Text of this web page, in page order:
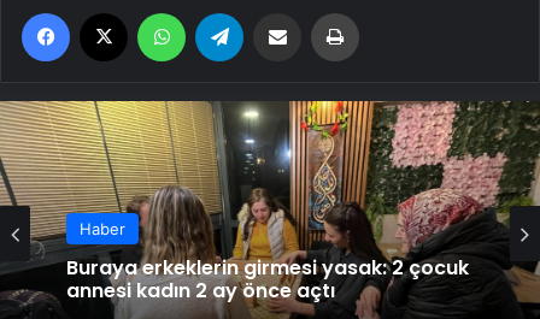
Facebook WhatsApp Email'den paylaş
Haber
Buraya erkeklerin girmesi yasak: 2 çocuk
annesi kadın 2 ay önce açtı